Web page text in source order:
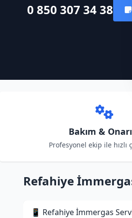
0 850 307 34 38
Bakım &
Profesyonel ekip ile hızlı
Refahiye
📱 Refahiye İmmergas